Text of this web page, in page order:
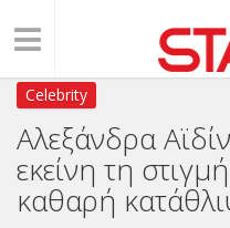
Celebrity
Αλεξάνδρα
εκείνη τη
καθαρή